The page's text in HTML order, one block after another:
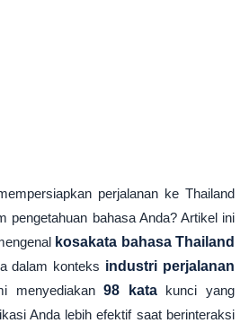
perjalanan ke Thailand
pengetahuan bahasa Anda? Artikel ini
kosakata bahasa Thailand
dalam konteks industri perjalanan
menyediakan98 katakunci yang
Anda lebih efektif saat berinteraksi